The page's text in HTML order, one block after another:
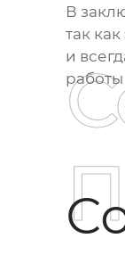
В
так
и